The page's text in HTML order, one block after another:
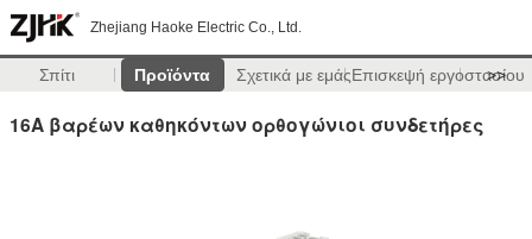
Zhejiang Haoke Electric Co., Ltd.
Σπίτι Προϊόντα Σχετικά με εμάςΕπισκεψή εργοστασίου
>>
16A βαρέων καθηκόντων ορθογώνιοι συνδετήρες